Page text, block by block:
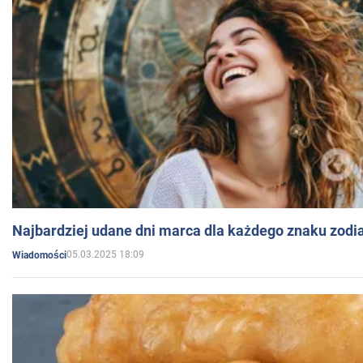
Najbardziej udane dni marca dla każdego znaku
Wiadomości05.03.2025 18:09